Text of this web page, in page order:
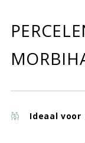
Ideaal voor